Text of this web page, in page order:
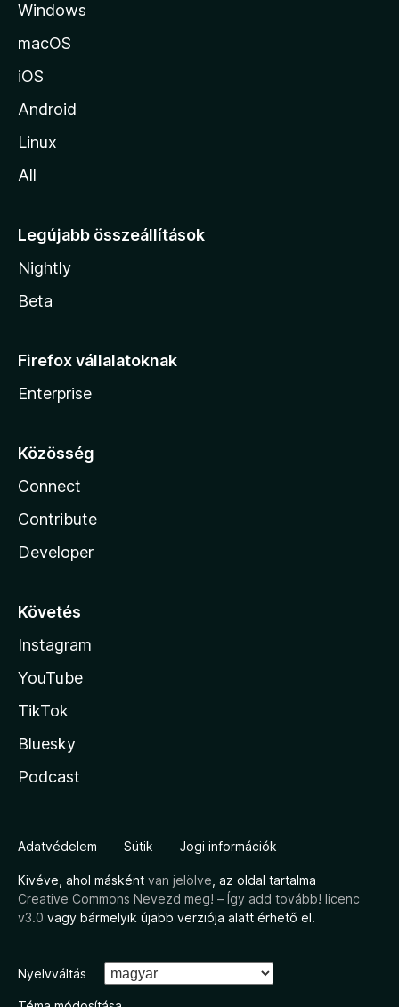
r
Windows
macOS
iOS
Android
Linux
All
Legújabb összeállítások
Nightly
Beta
Firefox vállalatoknak
Enterprise
Közösség
Connect
Contribute
Developer
Követés
Instagram
YouTube
TikTok
Bluesky
Podcast
Adatvédelem Sütik Jogi információk
Kivéve, ahol másként van jelölve , az oldal tartalma
Creative Commons Nevezd meg! – Így add tovább! licenc
v3.0 vagy bármelyik újabb verziója alatt érhető el.
Nyelvváltás